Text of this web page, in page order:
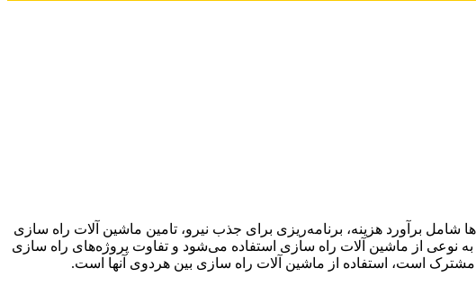
شامل برآورد هزینه، برنامه‌ریزی برای جذب نیرو، تامین ماشین آلات راه سازی
نوعی از ماشین آلات راه سازی استفاده می‌شود و تفاوت پروژه‌های راه سازی
است، استفاده از ماشین آلات راه سازی بین هردوی آنها است.